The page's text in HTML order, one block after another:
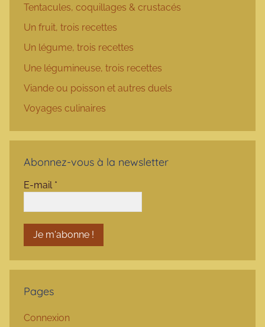
Tentacules, coquillages & crustacés
Un fruit, trois recettes
Un légume, trois recettes
Une légumineuse, trois recettes
Viande ou poisson et autres duels
Voyages culinaires
Abonnez-vous à la newsletter
E-mail *
Pages
Connexion